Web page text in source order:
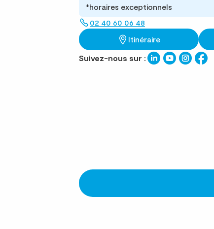
*horaires exceptionnels
02 40 60 06 48
Itinéraire
Suivez-nous sur :